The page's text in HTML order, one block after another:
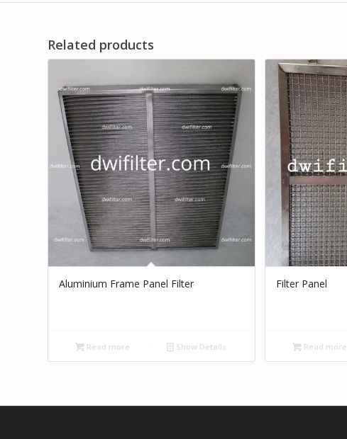
Related products
Aluminium Frame Panel Filter
Read more Show Details
Filter Panel
Read more